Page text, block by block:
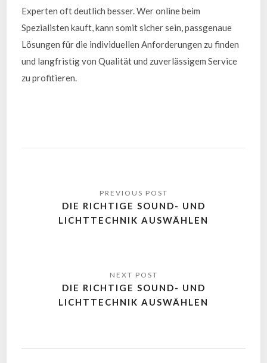
Experten oft deutlich besser. Wer online beim
Spezialisten kauft, kann somit sicher sein, passgenaue
Lösungen für die individuellen Anforderungen zu finden
und langfristig von Qualität und zuverlässigem Service
zu profitieren.
DIE RICHTIGE SOUND- UND
LICHTTECHNIK AUSWÄHLEN
DIE RICHTIGE SOUND- UND
LICHTTECHNIK AUSWÄHLEN